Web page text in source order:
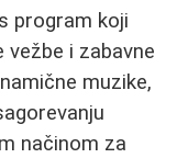
program koji
vežbe i zabavne
muzike,
načinom za